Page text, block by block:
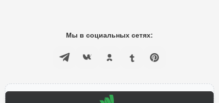
Мы в социальных сетях: